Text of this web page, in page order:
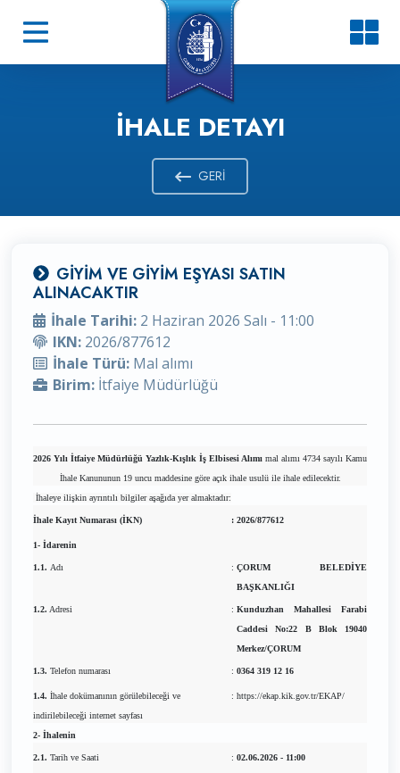
İHALE DETAYI
GERI
GİYİM VE GİYİM EŞYASI SATIN
ALINACAKTIR
İhale Tarihi: 2 Haziran 2026 Salı - 11:00
IKN: 2026/877612
İhale Türü: Mal alımı
Birim: İtfaiye Müdürlüğü
2026 Yılı İtfaiye Müdürlüğü Yazlık-Kışlık İş Elbisesi Alımı mal alımı 4734 sayılı Kamu
İhale Kanununun 19 uncu maddesine göre açık ihale usulü ile ihale edilecektir.
İhaleye ilişkin ayrıntılı bilgiler aşağıda yer almaktadır:
İhale Kayıt Numarası (İKN) : 2026/877612
1- İdarenin
1.1. Adı : ÇORUM BELEDİYE
BAŞKANLIĞI
1.2. Adresi : Kunduzhan Mahallesi Farabi
Caddesi No:22 B Blok 19040
Merkez/ÇORUM
1.3. Telefon numarası : 0364 319 12 16
1.4. İhale dokümanının görülebileceği ve
indirilebileceği internet sayfası
: https://ekap.kik.gov.tr/EKAP/
2- İhalenin
2.1. Tarih ve Saati : 02.06.2026 - 11:00